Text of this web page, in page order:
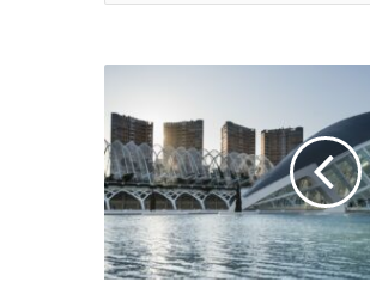
i
s
u
E
m
a
i
l